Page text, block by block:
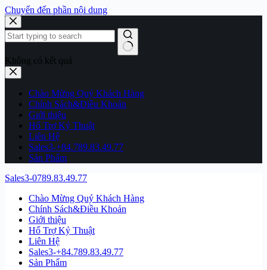
Chuyển đến phần nội dung
Không có kết quả
Chào Mừng Quý Khách Hàng
Chính Sách&Điều Khoản
Giới thiệu
Hổ Trợ Kỷ Thuật
Liên Hệ
Sales3-+84.789.83.49.77
Sản Phẩm
Sales3-0789.83.49.77
Chào Mừng Quý Khách Hàng
Chính Sách&Điều Khoản
Giới thiệu
Hổ Trợ Kỷ Thuật
Liên Hệ
Sales3-+84.789.83.49.77
Sản Phẩm